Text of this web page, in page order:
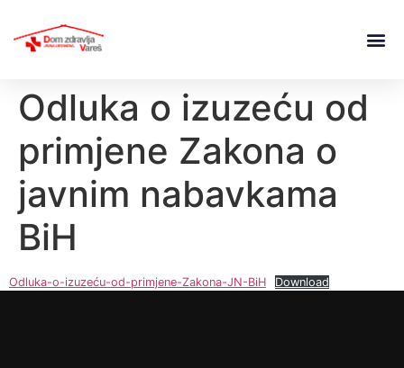
Odluka o izuzeću od
primjene Zakona o
javnim nabavkama
BiH
Odluka-o-izuzeću-od-primjene-Zakona-JN-BiH Download